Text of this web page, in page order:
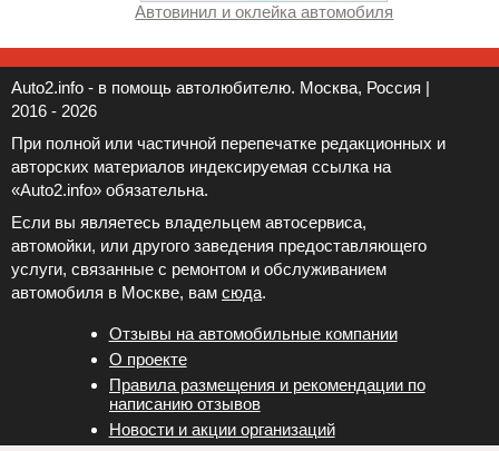
Автовинил и оклейка автомобиля
Auto2.info - в помощь автолюбителю. Москва, Россия |
2016 - 2026
При полной или частичной перепечатке редакционных и
авторских материалов индексируемая ссылка на
«Auto2.info» обязательна.
Если вы являетесь владельцем автосервиса,
автомойки, или другого заведения предоставляющего
услуги, связанные с ремонтом и обслуживанием
автомобиля в Москве, вам сюда.
Отзывы на автомобильные компании
Новости и акции организаций